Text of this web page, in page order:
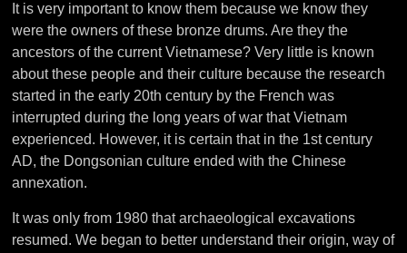
It is very important to know them because we know they
were the owners of these bronze drums. Are they the
ancestors of the current Vietnamese? Very little is known
about these people and their culture because the research
started in the early 20th century by the French was
interrupted during the long years of war that Vietnam
experienced. However, it is certain that in the 1st century
AD, the Dongsonian culture ended with the Chinese
annexation.
It was only from 1980 that archaeological excavations
resumed. We began to better understand their origin, way of